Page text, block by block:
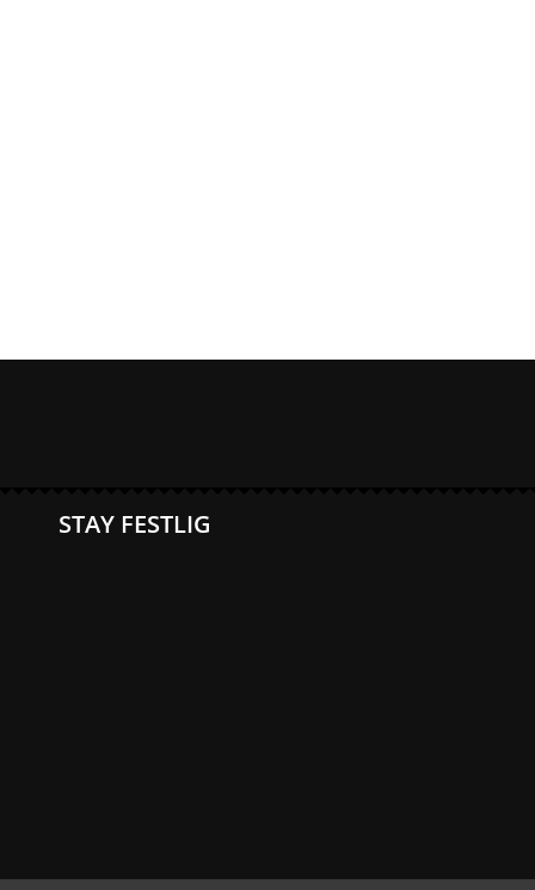
STAY FESTLIG